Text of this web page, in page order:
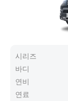
시리즈
바디
연비
연료